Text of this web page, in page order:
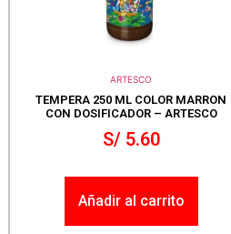
ARTESCO
TEMPERA 250 ML COLOR MARRON
CON DOSIFICADOR – ARTESCO
S/5.60
Añadir al carrito